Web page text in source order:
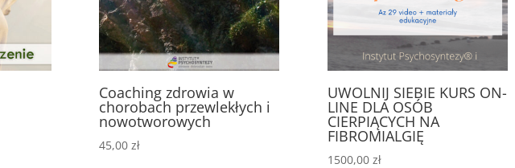
Coaching zdrowia w
chorobach przewlekłych i
nowotworowych
45,00 zł
UWOLNIJ SIEBIE KURS ON-
LINE DLA OSÓB
CIERPIĄCYCH NA
FIBROMIALGIĘ
1500,00 zł